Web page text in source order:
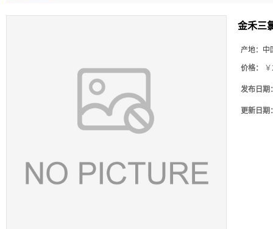
金禾三
产地： 中
价格：
发布日期
更新日期